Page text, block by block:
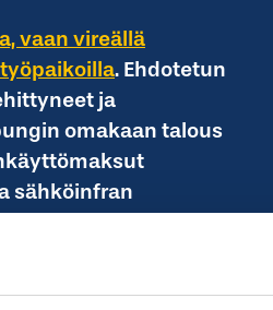
vaan vireällä
. Ehdotetun
ja
omakaan talous
sähköinfran
jaettavaksi.